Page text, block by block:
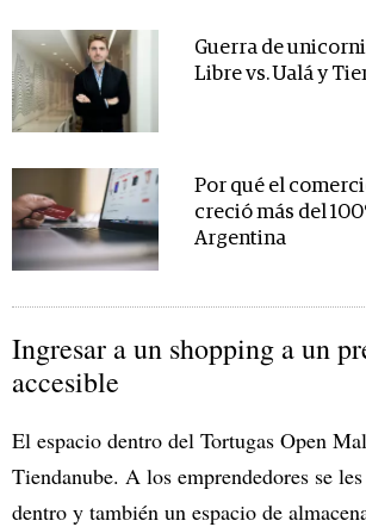
Guerra de
Libre vs. Ualá y
Por qué el
creció más del
Argentina
Ingresar a un shopping a un
accesible
El espacio dentro del Tortugas Open
Tiendanube. A los emprendedores se
dentro y también un espacio de